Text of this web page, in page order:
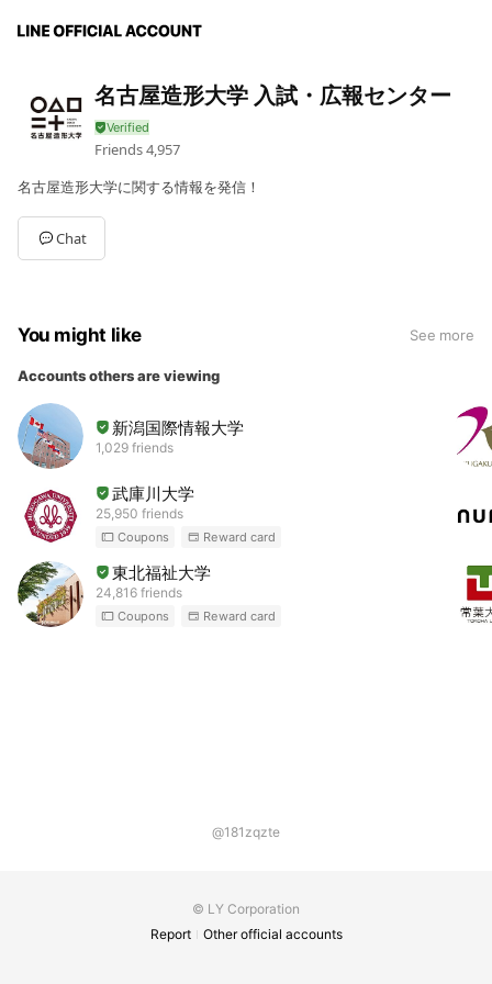
名古屋造形大学 入試・広報センター
Friends4,957
名古屋造形大学に関する情報を発信！
Chat
You might like See more
Accounts others are viewing
新潟国際情報大学
1,029 friends
武庫川大学
25,950 friends
Coupons Reward card
東北福祉大学
24,816 friends
Coupons Reward card
@181zqzte
© LY Corporation
Report
Other official accounts